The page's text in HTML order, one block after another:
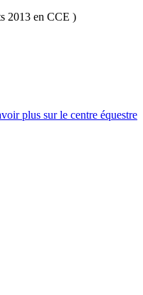
2013 en CCE )
plus sur le centre équestre